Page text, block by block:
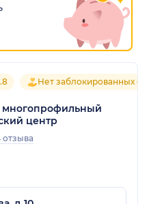
Нет заблокированных
многопрофильный
центр
отзыва